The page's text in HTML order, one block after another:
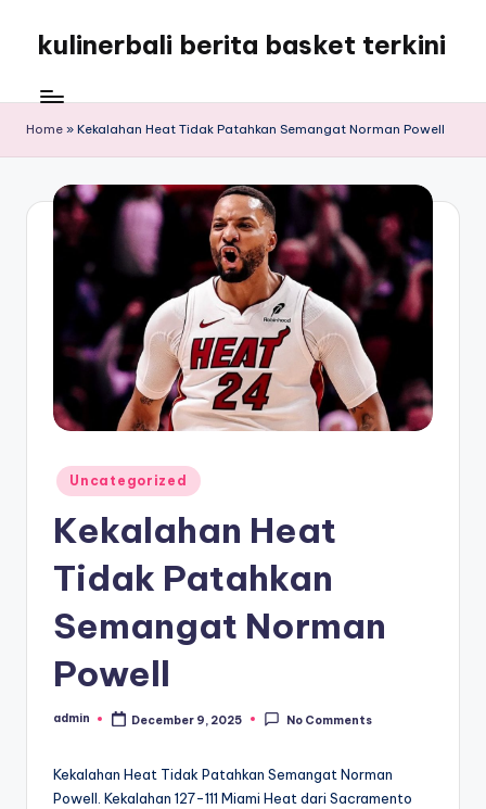
content
kulinerbali berita basket terkini
memberikan
berita
tentang
terkini
Home » Kekalahan Heat Tidak Patahkan Semangat Norman Powell
Posted
in
Uncategorized
Kekalahan Heat
Tidak Patahkan
Semangat Norman
Powell
Posted
admin December 9, 2025 No Comments
Kekalahan Heat Tidak Patahkan Semangat Norman
Powell. Kekalahan 127-111 Miami Heat dari Sacramento